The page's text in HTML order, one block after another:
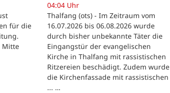
für die
Mitte
04:04 Uhr
Thalfang (ots) - Im Zeitraum vom
16.07.2026 bis 06.08.2026 wurde
durch bisher unbekannte Täter die
Eingangstür der evangelischen
Kirche in Thalfang mit rassistischen
Ritzereien beschädigt. Zudem wurde
die Kirchenfassade mit rassistischen
... …